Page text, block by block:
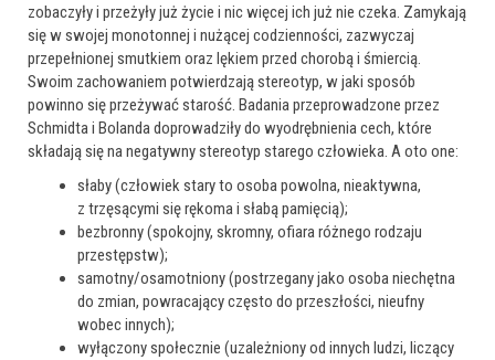
zobaczyły i przeżyły już życie i nic więcej ich już nie czeka. Zamykają
się w swojej monotonnej i nużącej codzienności, zazwyczaj
przepełnionej smutkiem oraz lękiem przed chorobą i śmiercią.
Swoim zachowaniem potwierdzają stereotyp, w jaki sposób
powinno się przeżywać starość. Badania przeprowadzone przez
Schmidta i Bolanda doprowadziły do wyodrębnienia cech, które
składają się na negatywny stereotyp starego człowieka. A oto one:
słaby (człowiek stary to osoba powolna, nieaktywna,
z trzęsącymi się rękoma i słabą pamięcią);
bezbronny (spokojny, skromny, ofiara różnego rodzaju
przestępstw);
samotny/osamotniony (postrzegany jako osoba niechętna
do zmian, powracający często do przeszłości, nieufny
wobec innych);
wyłączony społecznie (uzależniony od innych ludzi, liczący